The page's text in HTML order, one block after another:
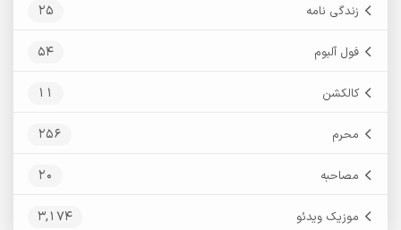
زندگی نامه 25
فول آلبوم 54
کالکشن 11
محرم 256
مصاحبه 20
موزیک ویدئو 3,174